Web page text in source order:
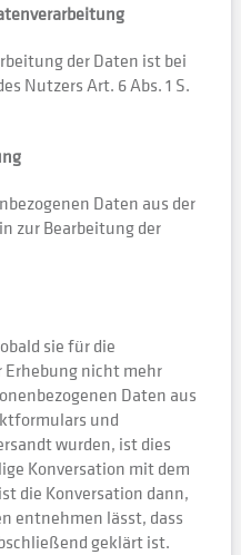
der Daten ist bei
Nutzers Art. 6 Abs. 1 S.
Daten aus der
zur Bearbeitung der
sie für die
Erhebung nicht mehr
Daten aus
und
wurden, ist dies
Konversation mit dem
die Konversation dann,
entnehmen lässt, dass
geklärt ist.